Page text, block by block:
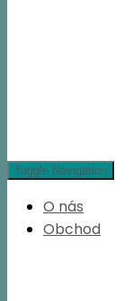
Toggle Navigation
O nás
Obchod